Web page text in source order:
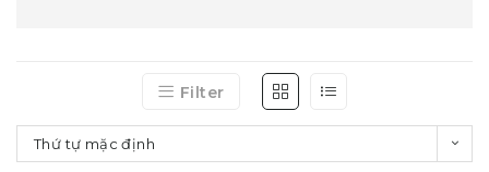
Filter
Thứ tự mặc định